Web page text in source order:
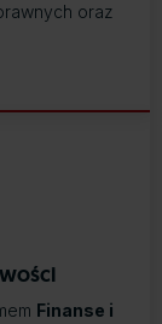
oraz
Finanse i